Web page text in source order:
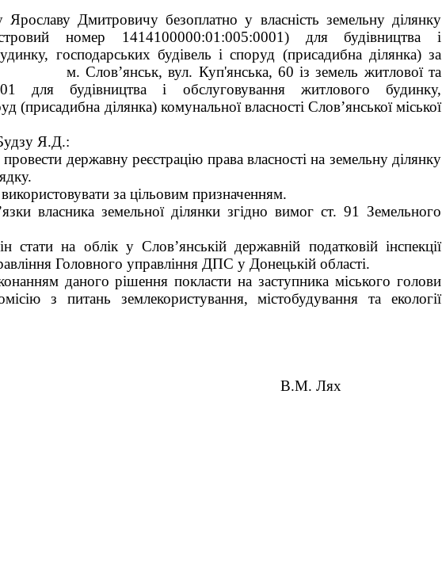
Дмитровичу безоплатно у власність земельну ділянку
номер 1414100000:01:005:0001) для будівництва і
господарських будівель і споруд (присадибна ділянка) за
вул. Куп'янська, 60 із земель житлової та
для будівництва і обслуговування житлового будинку,
(присадибна ділянка) комунальної власності Слов’янської міської
Я.Д.:
державну реєстрацію права власності на земельну ділянку
за цільовим призначенням.
власника земельної ділянки згідно вимог ст. 91 Земельного
стати на облік у Слов’янській державній податковій інспекції
Головного управління ДПС у Донецькій області.
даного рішення покласти на заступника міського голови
з питань землекористування, містобудування та екології
В.М. Лях